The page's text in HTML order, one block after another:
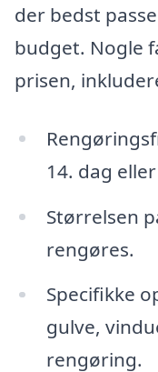
der bedst
budget. Nogle
prisen,
14. dag
Størrelsen
rengøres.
Specifikke
gulve,
rengøring.